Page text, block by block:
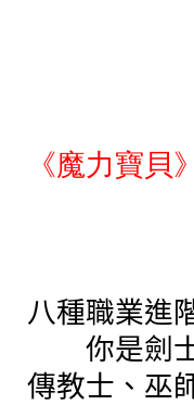
《魔力寶
八種職業進
你是劍
傳教士、巫